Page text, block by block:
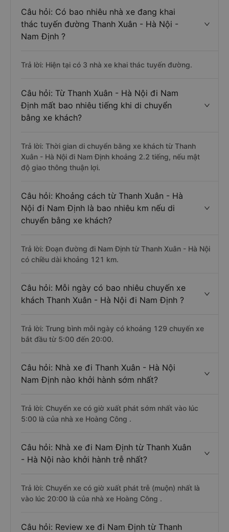
Câu hỏi: Có bao nhiêu nhà xe đang khai
thác tuyến đường Thanh Xuân - Hà Nội -
Nam Định ?
Trả lời: Hiện tại có 3 nhà xe khai thác tuyến đường.
Câu hỏi: Từ Thanh Xuân - Hà Nội đi Nam
Định mất bao nhiêu tiếng khi di chuyển
bằng xe khách?
Trả lời: Thời gian di chuyển bằng xe khách từ Thanh
Xuân - Hà Nội đi Nam Định khoảng 2.2 tiếng, nếu mật
độ giao thông thuận lợi.
Câu hỏi: Khoảng cách từ Thanh Xuân - Hà
Nội đi Nam Định là bao nhiêu km nếu di
chuyển bằng xe khách?
Trả lời: Đoạn đường đi Nam Định từ Thanh Xuân - Hà Nội
có chiều dài khoảng 121 km.
Câu hỏi: Mỗi ngày có bao nhiêu chuyến xe
khách Thanh Xuân - Hà Nội đi Nam Định ?
Trả lời: Trung bình mỗi ngày có khoảng 129 chuyến xe
bắt đầu từ 5:00 đến 20:00.
Câu hỏi: Nhà xe đi Thanh Xuân - Hà Nội
Nam Định nào khởi hành sớm nhất?
Trả lời: Chuyến xe có giờ xuất phát sớm nhất vào lúc
5:00 là của nhà xe Hoàng Công .
Câu hỏi: Nhà xe đi Nam Định từ Thanh Xuân
- Hà Nội nào khởi hành trễ nhất?
Trả lời: Chuyến xe có giờ xuất phát trễ (muộn) nhất là
vào lúc 20:00 là của nhà xe Hoàng Công .
Câu hỏi: Review xe đi Nam Định từ Thanh